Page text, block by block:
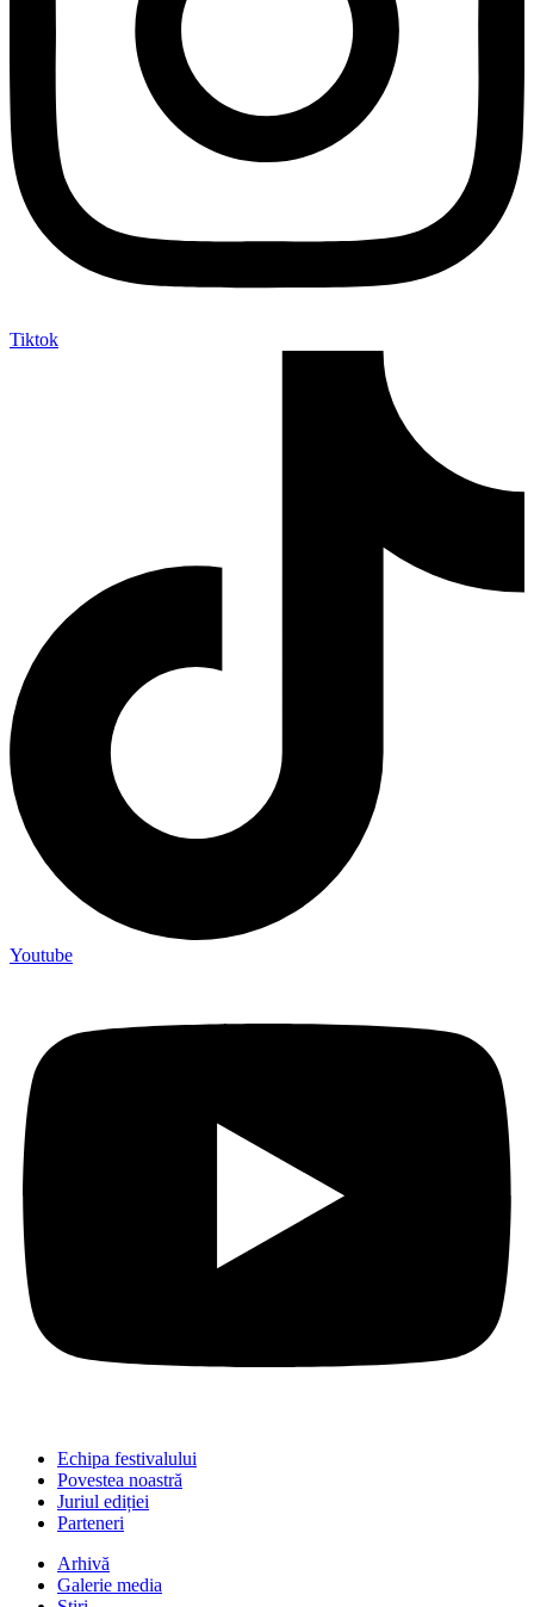
Tiktok
Youtube
Echipa festivalului
Povestea noastră
Juriul ediției
Parteneri
Arhivă
Galerie media